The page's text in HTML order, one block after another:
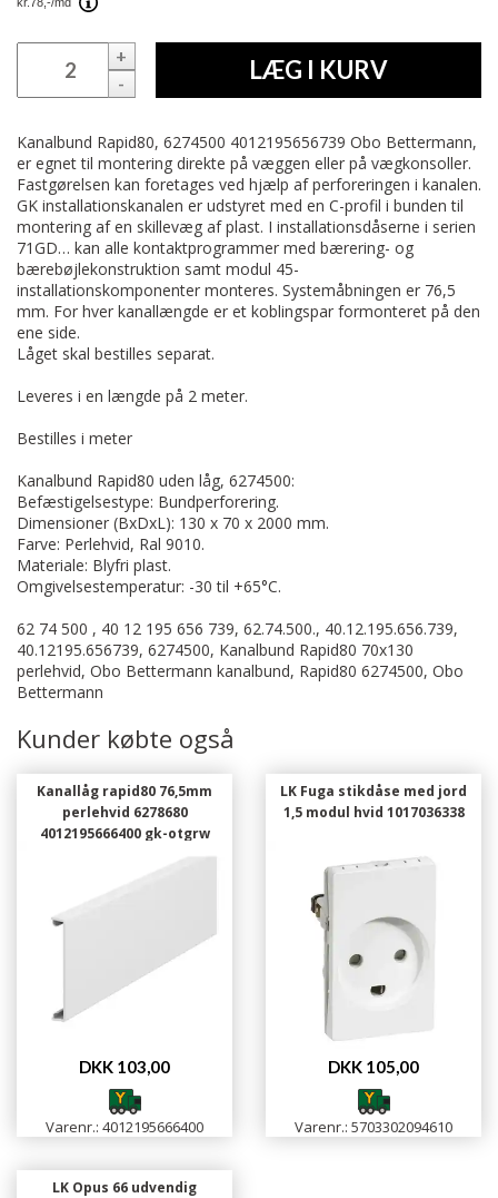
+
-
LÆG I KURV
Kanalbund Rapid80, 6274500 4012195656739 Obo Bettermann,
er egnet til montering direkte på væggen eller på vægkonsoller.
Fastgørelsen kan foretages ved hjælp af perforeringen i kanalen.
GK installationskanalen er udstyret med en C-profil i bunden til
montering af en skillevæg af plast. I installationsdåserne i serien
71GD… kan alle kontaktprogrammer med bærering- og
bærebøjlekonstruktion samt modul 45-
installationskomponenter monteres. Systemåbningen er 76,5
mm. For hver kanallængde er et koblingspar formonteret på den
ene side.
Låget skal bestilles separat.
Leveres i en længde på 2 meter.
Bestilles i meter
Kanalbund Rapid80 uden låg, 6274500:
Befæstigelsestype: Bundperforering.
Dimensioner (BxDxL): 130 x 70 x 2000 mm.
Farve: Perlehvid, Ral 9010.
Materiale: Blyfri plast.
Omgivelsestemperatur: -30 til +65°C.
62 74 500 , 40 12 195 656 739, 62.74.500., 40.12.195.656.739,
40.12195.656739, 6274500, Kanalbund Rapid80 70x130
perlehvid, Obo Bettermann kanalbund, Rapid80 6274500, Obo
Bettermann
Kunder købte også
Kanallåg rapid80 76,5mm
perlehvid 6278680
4012195666400 gk-otgrw
DKK 103,00
Varenr.: 4012195666400
LK Fuga stikdåse med jord
1,5 modul hvid 1017036338
DKK 105,00
Varenr.: 5703302094610
LK Opus 66 udvendig